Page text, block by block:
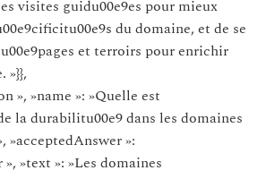
visites guidu00e9es pour mieux
du domaine, et de se
et terroirs pour enrichir
»}},
», »name »: »Quelle est
la durabilitu00e9 dans les domaines
»acceptedAnswer »:
», »text »: »Les domaines